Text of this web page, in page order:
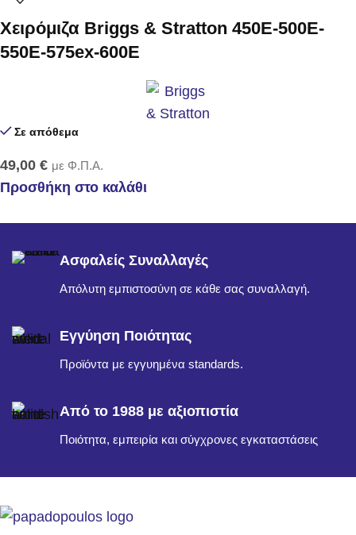
Χειρόμιζα Briggs & Stratton 450E-500E-
550E-575ex-600E
Σε απόθεμα
49,00 € με Φ.Π.Α.
Προσθήκη στο καλάθι
Ασφαλείς Συναλλαγές
Απόλυτη εμπιστοσύνη σε κάθε σας συναλλαγή.
Εγγύηση Ποιότητας
Προϊόντα με εγγυημένα standards.
Από το 1988 με αξιοπιστία
Ποιότητα, εμπειρία και σύγχρονες εγκαταστάσεις